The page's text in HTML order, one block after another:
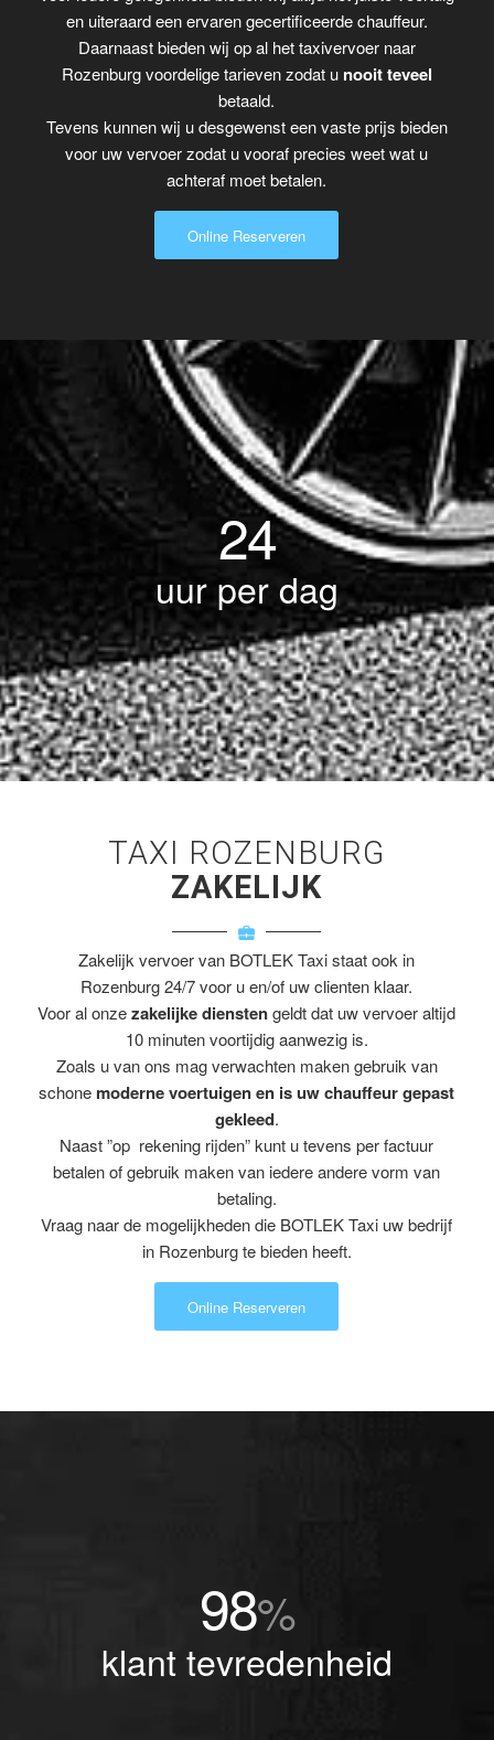
en uiteraard een ervaren gecertificeerde chauffeur.
Daarnaast bieden wij op al het taxivervoer naar
Rozenburg voordelige tarieven zodat u nooit teveel
betaald.
Tevens kunnen wij u desgewenst een vaste prijs bieden
voor uw vervoer zodat u vooraf precies weet wat u
achteraf moet betalen.
Online Reserveren
24
uur per dag
TAXI ROZENBURG
ZAKELIJK
Zakelijk vervoer van BOTLEK Taxi staat ook in
Rozenburg 24/7 voor u en/of uw clienten klaar.
Voor al onzezakelijke dienstengeldt dat uw vervoer altijd
10 minuten voortijdig aanwezig is.
Zoals u van ons mag verwachten maken gebruik van
schone moderne voertuigen en is uw chauffeur gepast
gekleed.
Naast ”op rekening rijden” kunt u tevens per factuur
betalen of gebruik maken van iedere andere vorm van
betaling.
Vraag naar de mogelijkheden die BOTLEK Taxi uw bedrijf
in Rozenburg te bieden heeft.
Online Reserveren
98%
klant tevredenheid